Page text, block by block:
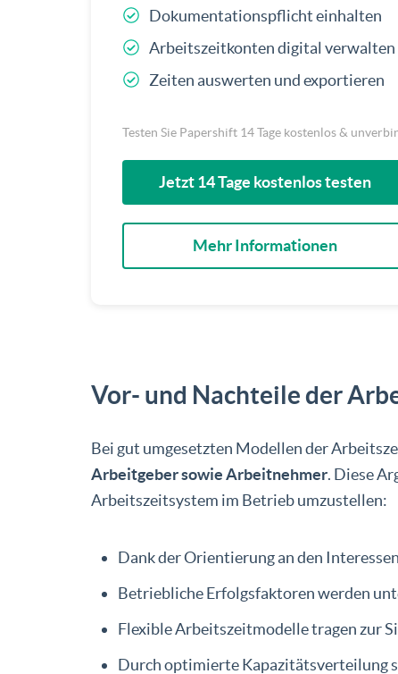
Dokumentationspflicht einhalten
Arbeitszeitkonten digital verwalten
Zeiten auswerten und exportieren
Testen Sie Papershift 14 Tage kostenlos &
Jetzt 14 Tage kostenlos testen
Mehr Informationen
Vor- und Nachteile der
Bei gut umgesetzten Modellen der
Arbeitgeber sowie Arbeitnehmer. Diese
Arbeitszeitsystem im Betrieb umzustellen:
Dank der Orientierung an den
Betriebliche Erfolgsfaktoren werden
Flexible Arbeitszeitmodelle tragen zur
Durch optimierte Kapazitätsverteilung